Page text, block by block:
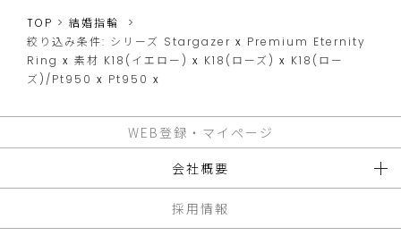
TOP
結婚指輪
絞り込み条件: シリーズ Stargazer x Premium Eternity
Ring x 素材 K18(イエロー) x K18(ローズ) x K18(ロー
ズ)/Pt950 x Pt950 x
WEB登録・マイページ
会社概要
採用情報